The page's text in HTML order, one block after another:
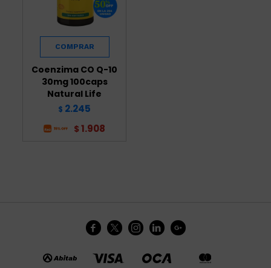
Coenzima CO Q-10
30mg 100caps
Natural Life
$ 2.245
$ 1.908
    